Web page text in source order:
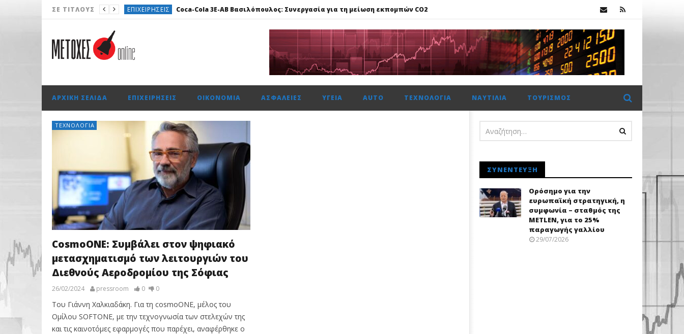
ΣΕ ΤΊΤΛΟΥΣ ΕΠΙΧΕΙΡΉΣΕΙΣ Coca-Cola 3Ε-ΑΒ Βασιλόπουλος: Συνεργασία για τη μείωση εκπομπών CO2
ΑΓΟΡΈΣ Όμιλος Qualco: Απέκτησε το 50,1% της Multiverse A.E, μια από τις κορυφαίες
ΧΡΗΜΑΤΙΣΤΉΡΙΟ Με άνοδο 0,25%, στις 2.615 μον. εβδομαδιαία κέρδη 1,76%, τζίρο στα €238 εκατ.
ΑΡΧΙΚΉ ΣΕΛΊΔΑ ΕΠΙΧΕΙΡΉΣΕΙΣ ΟΙΚΟΝΟΜΊΑ ΑΣΦΆΛΕΙΕΣ ΥΓΕΊΑ AUTO ΤΕΧΝΟΛΟΓΊΑ ΝΑΥΤΙΛΊΑ ΤΟΥΡΙΣΜΌΣ
ΤΕΧΝΟΛΟΓΊΑ
CosmoONE: Συμβάλει στον ψηφιακό
μετασχηματισμό των λειτουργιών του
Διεθνούς Αεροδρομίου της Σόφιας
26/02/2024 pressroom 0 0
Του Γιάννη Χαλκιαδάκη. Για τη cosmoONE, μέλος του
Ομίλου SOFTONE, με την τεχνογνωσία των στελεχών της
και τις καινοτόμες εφαρμογές που παρέχει, αναφέρθηκε ο
ΣΥΝΈΝΤΕΥΞΗ
Ορόσημο για την
ευρωπαϊκή στρατηγική, η
συμφωνία – σταθμός της
METLEN, για το 25%
παραγωγής γαλλίου
29/07/2026